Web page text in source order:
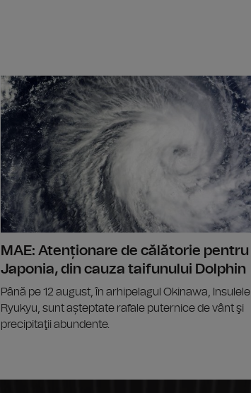
MAE: Atenționare de călătorie pentru
Japonia, din cauza taifunului Dolphin
Până pe 12 august, în arhipelagul Okinawa, Insulele
Ryukyu, sunt așteptate rafale puternice de vânt şi
precipitaţii abundente.